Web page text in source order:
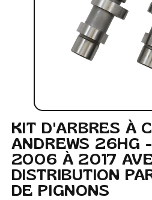
KIT D'ARBRES À
ANDREWS 26HG
2006 À 2017
DISTRIBUTION
DE PIGNONS